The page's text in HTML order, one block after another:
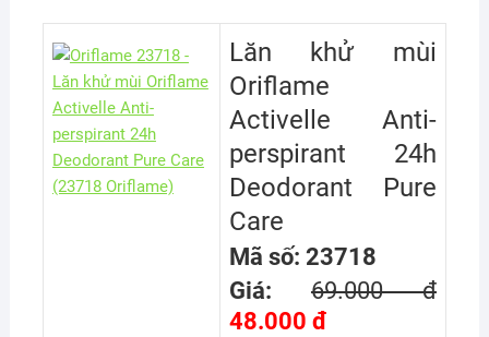
Lăn khử mùi
Oriflame
Activelle Anti-
perspirant 24h
Deodorant Pure
Care
Mã số: 23718
Giá: 69.000 đ
48.000 đ